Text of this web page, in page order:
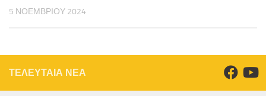
5 ΝΟΕΜΒΡΊΟΥ 2024
ΤΕΛΕΥΤΑΙΑ ΝΕΑ